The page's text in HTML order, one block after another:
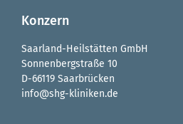
Konzern
Saarland-Heilstätten GmbH
Sonnenbergstraße 10
D-66119 Saarbrücken
info@shg-kliniken.de